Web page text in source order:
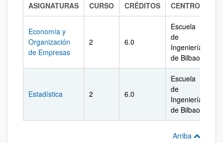
ASIGNATURAS CURSO CRÉDITOS CENTRO
Economía y
Organización
de Empresas
2 6.0
Escuela
de
Ingeniería
de Bilbao
Estadística 2 6.0
Escuela
de
Ingeniería
de Bilbao
Arriba